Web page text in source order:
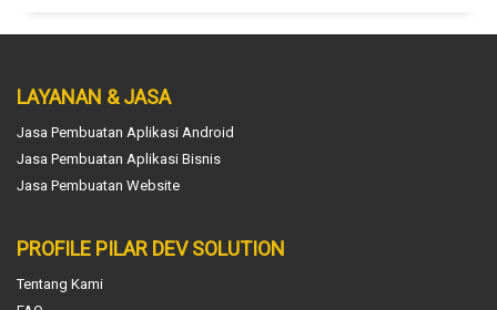
LAYANAN & JASA
Jasa Pembuatan Aplikasi Android
Jasa Pembuatan Aplikasi Bisnis
Jasa Pembuatan Website
PROFILE PILAR DEV SOLUTION
Tentang Kami